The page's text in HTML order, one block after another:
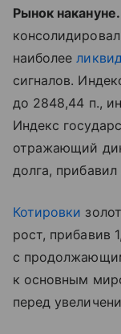
Рынок накануне.
наиболее
сигналов.
до 2848,44 п.,
Индекс
отражающий
долга, прибавил
Котировки
рост, прибавив
с
к основным
перед